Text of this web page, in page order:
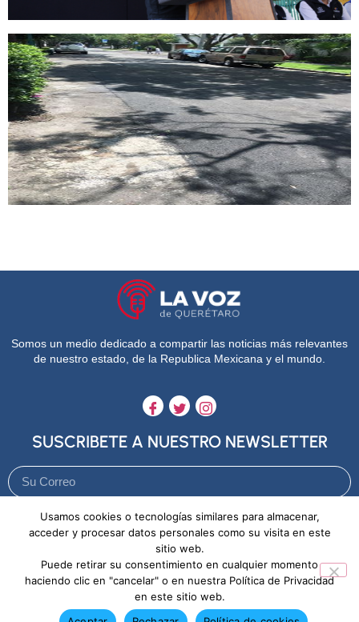
Somos un medio dedicado a compartir las noticias más relevantes
de nuestro estado, de la Republica Mexicana y el mundo.
SUSCRIBETE A NUESTRO NEWSLETTER
Enviar
Aviso de Privacidad Política de Cookies
Usamos cookies o tecnologías similares para almacenar,
acceder y procesar datos personales como su visita en este
sitio web.
Puede retirar su consentimiento en cualquier momento
haciendo clic en "cancelar" o en nuestra Política de Privacidad
en este sitio web.